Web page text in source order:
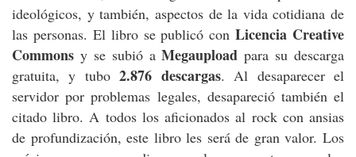
ideológicos, y también, aspectos de la vida cotidiana de
las personas. El libro se publicó conLicencia Creative
Commons y se subió aMegaupload para su descarga
gratuita, y tubo2.876 descargas. Al desaparecer el
servidor por problemas legales, desapareció también el
citado libro. A todos los aficionados al rock con ansias
de profundización, este libro les será de gran valor. Los